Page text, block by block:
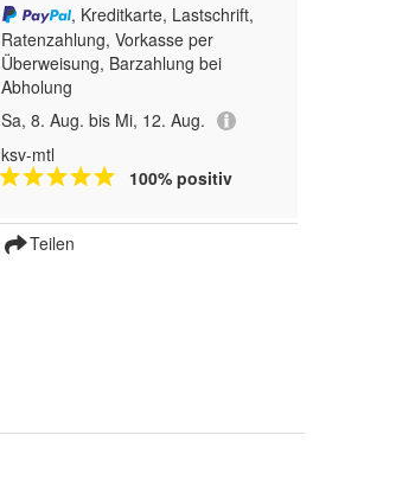
, Kreditkarte, Lastschrift,
Ratenzahlung, Vorkasse per
Überweisung, Barzahlung bei
Abholung
Sa, 8. Aug. bis Mi, 12. Aug.
ksv-mtl
100% positiv
Teilen